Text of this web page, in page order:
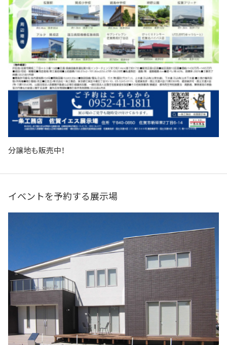
分譲地も販売中！
イベントを予約する展示場